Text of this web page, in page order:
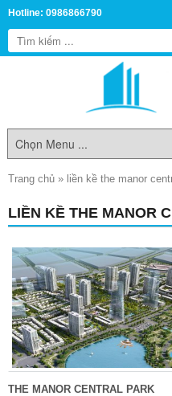
Hotline: 0986866790
Trang chủ » liền kề the manor
LIỀN KỀ THE MANOR
THE MANOR CENTRAL PARK